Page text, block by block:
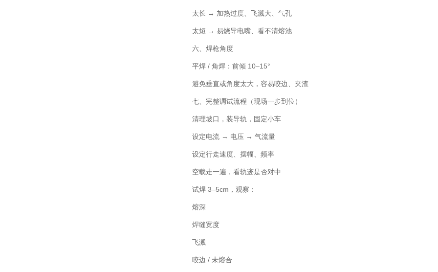
太长 → 加热过度、飞溅大、气孔
太短 → 易烧导电嘴、看不清熔池
六、焊枪角度
平焊 / 角焊：前倾 10–15°
避免垂直或角度太大，容易咬边、夹渣
七、完整调试流程（现场一步到位）
清理坡口，装导轨，固定小车
设定电流 → 电压 → 气流量
设定行走速度、摆幅、频率
空载走一遍，看轨迹是否对中
试焊 3–5cm，观察：
熔深
焊缝宽度
飞溅
咬边 / 未熔合